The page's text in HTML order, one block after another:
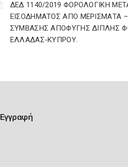
ΔΕΔ 1140/2019 ΦΟΡΟΛΟΓΙΚΗ
ΕΙΣΟΔΗΜΑΤΟΣ ΑΠΟ ΜΕΡΙΣΜΑΤΑ
ΣΥΜΒΑΣΗΣ ΑΠΟΦΥΓΗΣ ΔΙΠΛΗΣ
ΕΛΛΑΔΑΣ-ΚΥΠΡΟΥ.